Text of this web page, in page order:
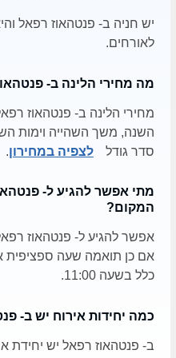
עוד באזור: מסלולי רכיבה על
יש חניה ב- פנטהאוז רפאל
לאורחים.
מה מחירי הלינה ב-
מחירי הלינה ב- פנטהאוז
השנה, משך השהייה וימות
סדר גודל
לצפיה במחירון.
מתי אפשר להגיע ל-
המקום?
אם כן תואמה שעה ספציפית
כלל בשעה 11:00.
כמה יחידות אירוח יש ב-
ב- פנטהאוז רפאל יש יחידת